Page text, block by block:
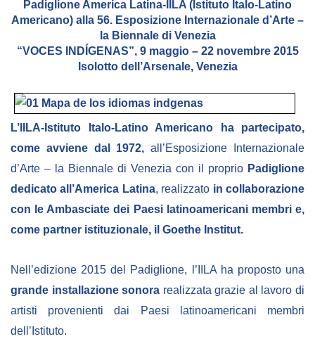
COPOLAD III
AL-INVEST Verde
MEDIA
Foto
Audio
BIBLIOTECA
Catalogo
Pubblicazioni
OPPORTUNITÀ
Padiglione America Latina-IILA (Istituto Italo-Latino
Americano) alla 56. Esposizione Internazionale d’Arte –
la Biennale di Venezia
“VOCES INDÍGENAS”, 9 maggio – 22 novembre 2015
Isolotto dell’Arsenale, Venezia
L’IILA-Istituto Italo-Latino Americano ha partecipato,
come avviene dal 1972,all’Esposizione Internazionale
d’Arte – la Biennale di Venezia con il proprio Padiglione
dedicato all’America Latina, realizzato in collaborazione
con le Ambasciate dei Paesi latinoamericani membri e,
come partner istituzionale, il Goethe Institut.
Nell’edizione 2015 del Padiglione, l’IILA ha proposto una
grande installazione sonora realizzata grazie al lavoro di
artisti provenienti dai Paesi latinoamericani membri
dell’Istituto.